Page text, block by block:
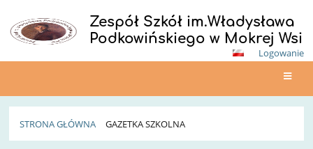
Zespół Szkół im.Władysława
Podkowińskiego w Mokrej Wsi
Logowanie
STRONA GŁÓWNA GAZETKA SZKOLNA